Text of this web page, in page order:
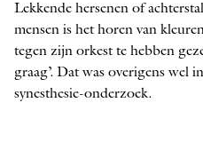
Lekkende hersenen of
mensen is het horen van
tegen zijn orkest te hebben
graag’. Dat was overigens wel
synesthesie-­onderzoek.